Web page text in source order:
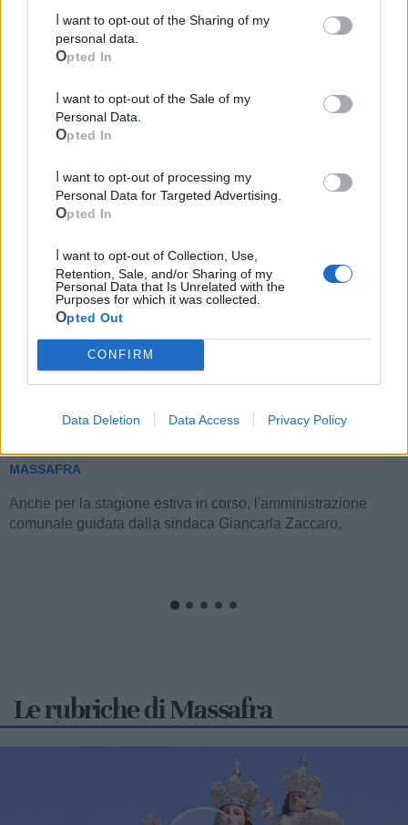
personal data.
Opted In
Personal Data.
Opted In
Personal Data for Targeted Advertising.
Opted In
Retention, Sale, and/or Sharing of my
Personal Data that Is Unrelated with the
Purposes for which it was collected.
Opted Out
CONFIRM
Data Deletion Data Access Privacy Policy
Le ultime notizie di Massafra
è il nuovo presidente
MASSAFRA
Nella giornata di sabato 1° agosto, si è svolta la tradizionale
cerimonia del Passaggio delle Consegne, durante la quale
Le rubriche di Massafra